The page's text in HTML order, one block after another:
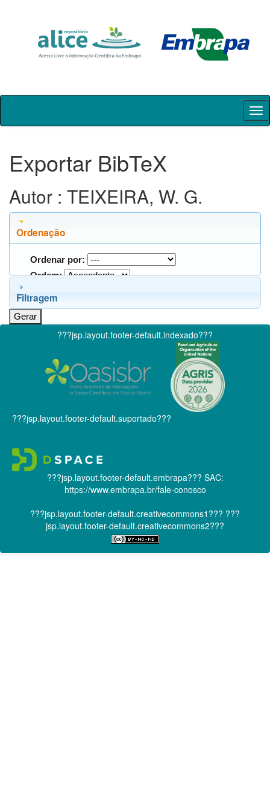
Skip
Exportar BibTeX
Autor : TEIXEIRA, W. G.
Ordenação
Ordenar por:
Ordem:
Filtragem
???jsp.layout.footer-default.indexado???
???jsp.layout.footer-default.suportado???
???jsp.layout.footer-default.embrapa??? SAC:
https://www.embrapa.br/fale-conosco
???jsp.layout.footer-default.creativecommons1??? ???
jsp.layout.footer-default.creativecommons2???